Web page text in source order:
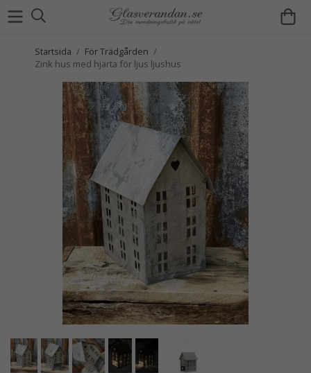
Startsida / För Trädgården /
Zink hus med hjärta för ljus ljushus